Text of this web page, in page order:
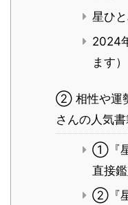
星ひ
2024
ます）
② 相性や運
さんの人気
①『星
直接
②『星